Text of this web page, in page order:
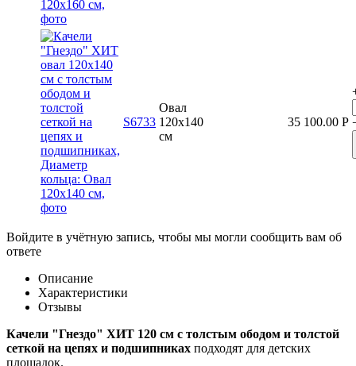
S6733
Овал
120x140
см
35 100.00 Р
Войдите в учётную запись, чтобы мы могли сообщить вам об
ответе
Описание
Характеристики
Отзывы
Качели "Гнездо" ХИТ 120 см с толстым ободом и толстой
сеткой на цепях и подшипниках подходят для детских
площадок.